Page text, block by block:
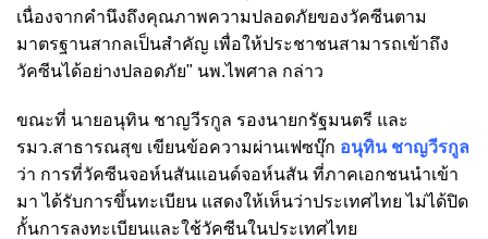
เนื่องจากคำนึงถึงคุณภาพความปลอดภัยของวัคซีนตาม
มาตรฐานสากลเป็นสำคัญ เพื่อให้ประชาชนสามารถเข้าถึง
วัคซีนได้อย่างปลอดภัย" นพ.ไพศาล กล่าว
ขณะที่ นายอนุทิน ชาญวีรกูล รองนายกรัฐมนตรี และ
รมว.สาธารณสุข เขียนข้อความผ่านเฟซบุ๊ก อนุทิน ชาญวีรกูล
ว่า การที่วัคซีนจอห์นสันแอนด์จอห์นสัน ที่ภาคเอกชนนำเข้า
มา ได้รับการขึ้นทะเบียน แสดงให้เห็นว่าประเทศไทย ไม่ได้ปิด
กั้นการลงทะเบียนและใช้วัคซีนในประเทศไทย